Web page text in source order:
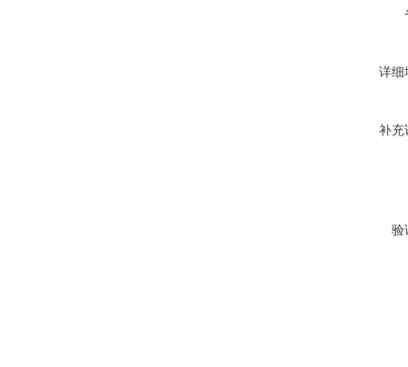
详细
补充
验